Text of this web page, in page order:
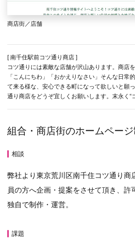
商店街／店舗
[ 南千住駅前コツ通り商店 ]
コツ通りには素敵な店舗が沢山あります。商店
「こんにちわ」「おかえりなさい」そんな日常
て来る様な、安心できる町になって欲しいと願
通り商店をどうぞ宜しくお願いします。末永く“
組合・商店街のホームペー
相談
弊社より東京荒川区南千住コツ通り商
員の方へ企画・提案をさせて頂き、許
独自で制作・運営。
課題